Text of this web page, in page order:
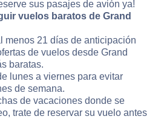
sus pasajes de avión ya!
vuelos baratos de Grand
menos 21 días de anticipación
de vuelos desde Grand
baratas.
lunes a viernes para evitar
de semana.
de vacaciones donde se
trate de reservar su vuelo antes